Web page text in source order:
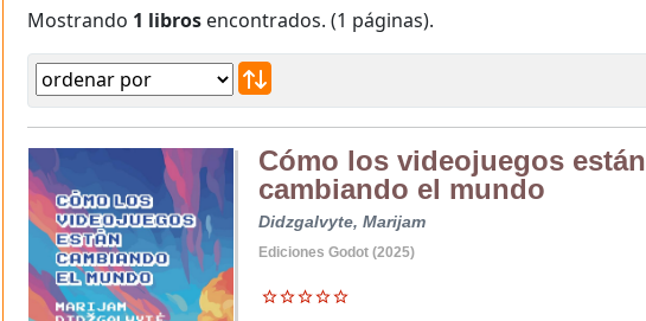
Mostrando 1 libros encontrados. (1 páginas).
Cómo los videojuegos están
cambiando el mundo
Didzgalvyte, Marijam
Ediciones Godot (2025)